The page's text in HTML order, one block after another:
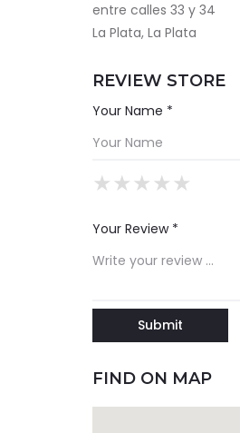
entre calles 33 y 34
La Plata, La Plata
REVIEW STORE
Your Name *
★
★★
★★★
★★★★
★★★★★
Your Review *
FIND ON MAP